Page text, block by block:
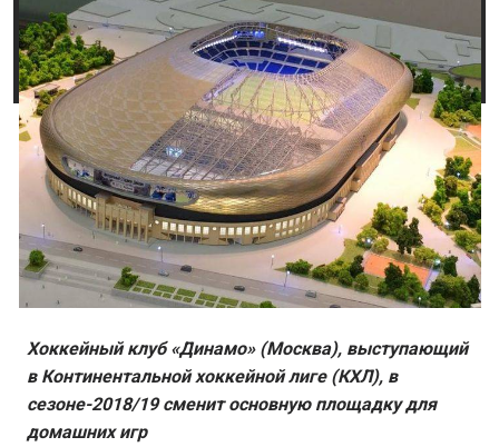
Хоккейный клуб «Динамо» (Москва), выступающий
в Континентальной хоккейной лиге (КХЛ), в
сезоне-2018/19 сменит основную площадку для
домашних игр